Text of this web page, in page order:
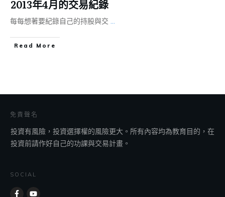
2013年4月的交易紀錄
每每想著要紀錄自己的持股與交
​Read More
免責聲名
投資有風險，投資選擇權的風險更大。所有內容均為教育目的，在
投資前請作好自己的功課與交易計畫。
SOCIAL